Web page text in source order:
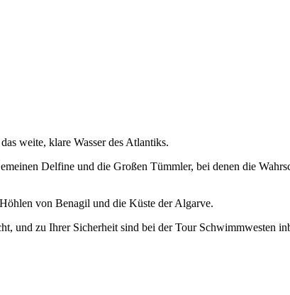
weite, klare Wasser des Atlantiks.
Delfine und die Großen Tümmler, bei denen die
von Benagil und die Küste der Algarve.
und zu Ihrer Sicherheit sind bei der Tour Schwimmwesten